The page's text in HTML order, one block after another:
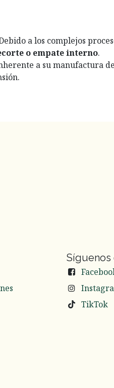
a los complejos
o empate interno.
a su manufactura
Síguenos
TikTok